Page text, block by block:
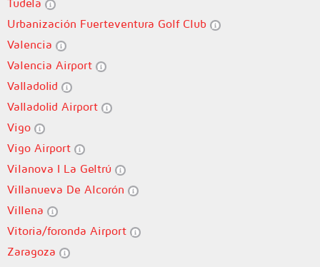
Tudela
Urbanización Fuerteventura Golf Club
Valencia
Valencia Airport
Valladolid
Valladolid Airport
Vigo
Vigo Airport
Vilanova I La Geltrú
Villanueva De Alcorón
Villena
Vitoria/foronda Airport
Zaragoza